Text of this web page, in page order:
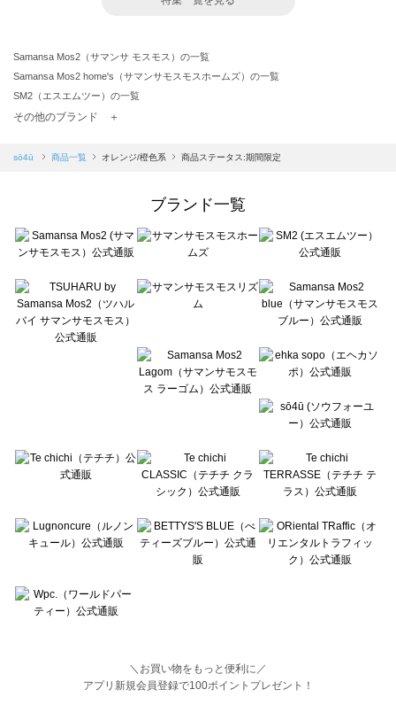
Samansa Mos2（サマンサ モスモス）の一覧
Samansa Mos2 home's（サマンサモスモスホームズ）の一覧
SM2（エスエムツー）の一覧
TSUHARU by Samansa Mos2（ツハルバイサマンサモスモス）の一覧
Samansa Mos2 blue（サマンサモスモス ブルー）の一覧
Te chichi（テチチ）の一覧
Te chichi CLASSIC（テチチ クラシック）の一覧
Lugnoncure（ルノンキュール）の一覧
BETTY'S BLUE（べティーズブルー）の一覧
Wpc.（ワールドパーティー）の一覧
その他のブランド ＋
sō4ū 商品一覧 オレンジ/橙色系 商品ステータス:期間限定
ブランド一覧
＼お買い物をもっと便利に／
アプリ新規会員登録で100ポイントプレゼント！